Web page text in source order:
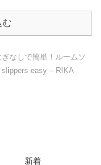
む
ぎなしで簡単！ルームソ
easy – RIKA
新着